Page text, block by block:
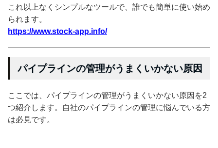
これ以上なくシンプルなツールで、誰でも簡単に使い始め
られます。
https://www.stock-app.info/
パイプラインの管理がうまくいかない原因
ここでは、パイプラインの管理がうまくいかない原因を2
つ紹介します。自社のパイプラインの管理に悩んでいる方
は必見です。